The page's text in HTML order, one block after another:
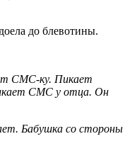
до блевотины.
СМС-ку. Пикает
СМС у отца. Он
Бабушка со стороны